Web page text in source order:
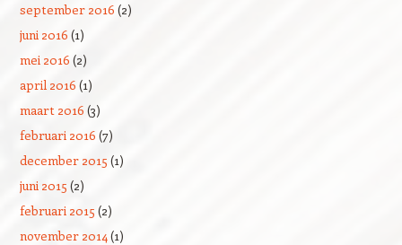
september 2016 (2)
juni 2016 (1)
mei 2016 (2)
april 2016 (1)
maart 2016 (3)
februari 2016 (7)
december 2015 (1)
juni 2015 (2)
februari 2015 (2)
november 2014(1)